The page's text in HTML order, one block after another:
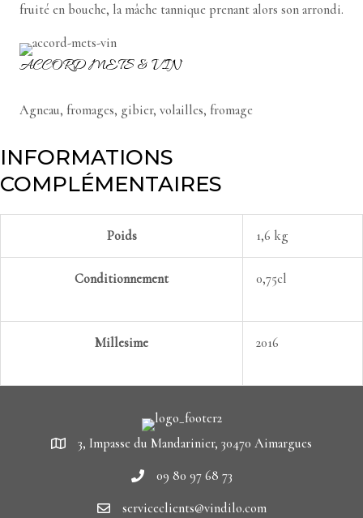
fruité en bouche, la mâche tannique prenant alors son arrondi.
ACCORD METS & VIN
Agneau, fromages, gibier, volailles, fromage
INFORMATIONS
COMPLÉMENTAIRES
Poids 1,6 kg
Conditionnement 0,75cl
Millesime 2016
3, Impasse du Mandarinier, 30470 Aimargues
09 80 97 68 73
serviceclients@vindilo.com